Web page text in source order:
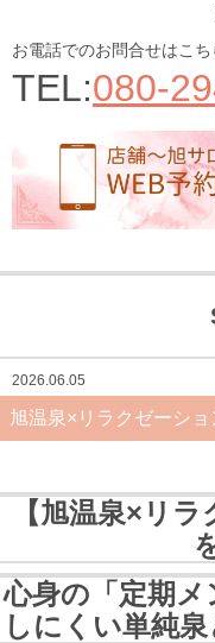
お電話でのお問合せはこち
TEL:080-
メディア掲載
あなたの最適なコース診断
2026.06.05
旭温泉×リラクゼーショ
【旭温泉×リ
心身の「定期
しにくい単純